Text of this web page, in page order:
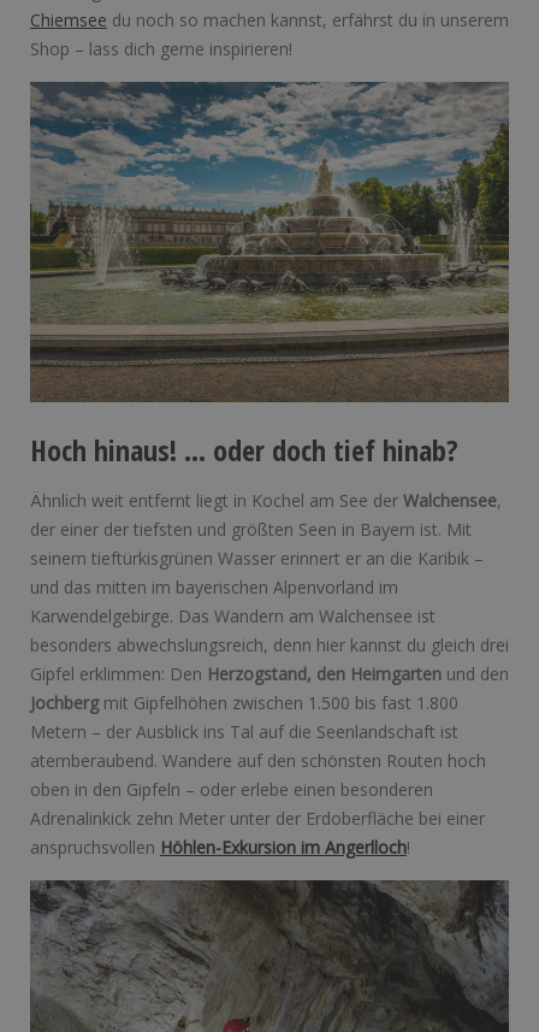
Chiemsee du noch so machen kannst, erfährst du in unserem
Shop – lass dich gerne inspirieren!
Hoch hinaus! … oder doch tief hinab?
Ähnlich weit entfernt liegt in Kochel am See der Walchensee,
der einer der tiefsten und größten Seen in Bayern ist. Mit
seinem tieftürkisgrünen Wasser erinnert er an die Karibik –
und das mitten im bayerischen Alpenvorland im
Karwendelgebirge. Das Wandern am Walchensee ist
besonders abwechslungsreich, denn hier kannst du gleich drei
Gipfel erklimmen: Den Herzogstand, den Heimgarten und den
Jochbergmit Gipfelhöhen zwischen 1.500 bis fast 1.800
Metern – der Ausblick ins Tal auf die Seenlandschaft ist
atemberaubend. Wandere auf den schönsten Routen hoch
oben in den Gipfeln – oder erlebe einen besonderen
Adrenalinkick zehn Meter unter der Erdoberfläche bei einer
anspruchsvollen Höhlen-Exkursion im Angerlloch!